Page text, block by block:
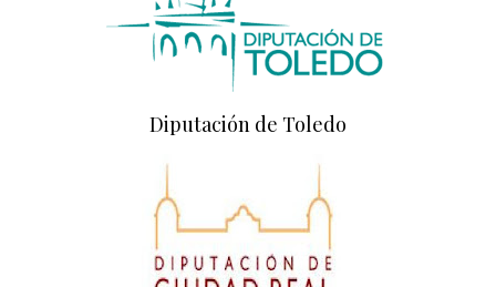
Diputación de Toledo